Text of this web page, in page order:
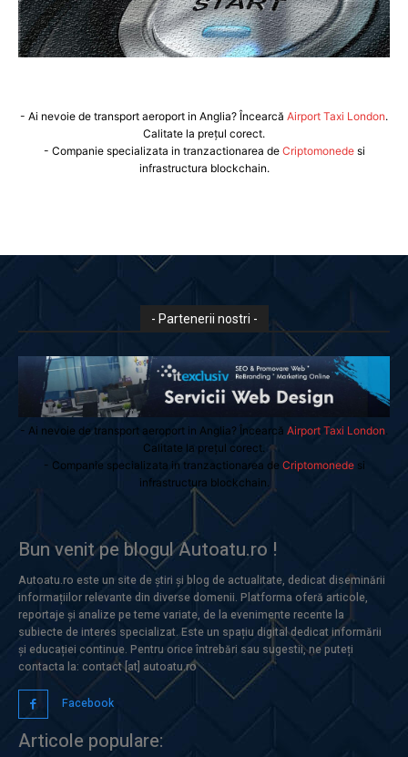
- Ai nevoie de transport aeroport in Anglia? Încearcă Airport Taxi London.
Calitate la prețul corect.
- Companie specializata in tranzactionarea de Criptomonedesi
infrastructura blockchain.
- Partenerii nostri -
- Ai nevoie de transport aeroport in Anglia? Încearcă Airport Taxi London
Calitate la prețul corect.
- Companie specializata in tranzactionarea de Criptomonedesi
infrastructura blockchain.
Bun venit pe blogul Autoatu.ro !
Autoatu.ro este un site de știri și blog de actualitate, dedicat diseminării
informațiilor relevante din diverse domenii. Platforma oferă articole,
reportaje și analize pe teme variate, de la evenimente recente la
subiecte de interes specializat. Este un spațiu digital dedicat informării
și educației continue. Pentru orice întrebări sau sugestii, ne puteți
contacta la: contact [at] autoatu.ro
Facebook
Articole populare: